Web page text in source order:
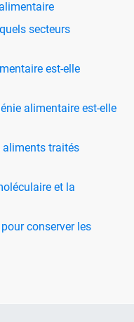
secteurs
est-elle
alimentaire est-elle
aliments traités
et la
conserver les